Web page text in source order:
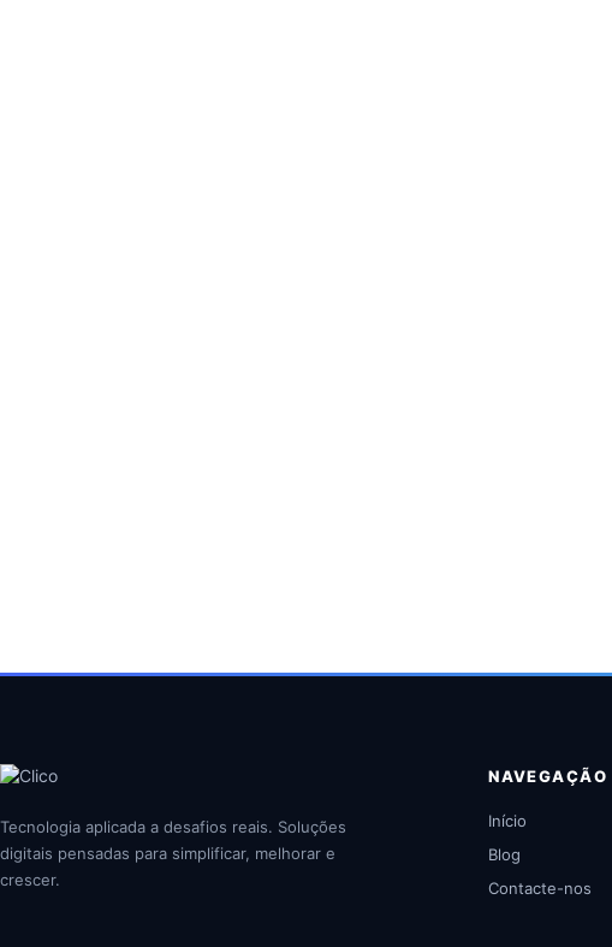
Tecnologia aplicada a desafios reais. Soluções
digitais pensadas para simplificar, melhorar e
crescer.
NAVEGAÇÃO
Início
Blog
Contacte-nos